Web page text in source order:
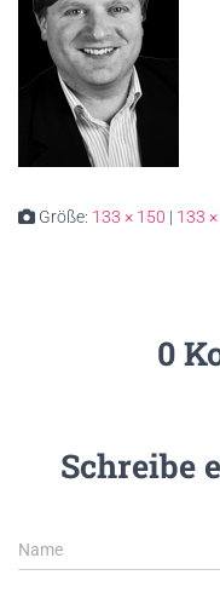
Größe: 133 × 150 | 133
0
Schreibe
Name